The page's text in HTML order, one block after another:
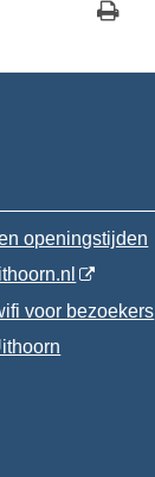
openingstijden
voor bezoekers